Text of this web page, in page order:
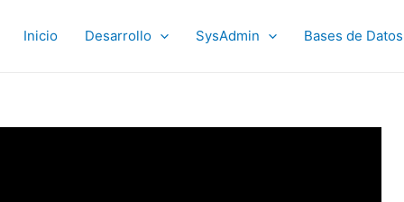
Inicio Desarrollo SysAdmin Bases de Datos